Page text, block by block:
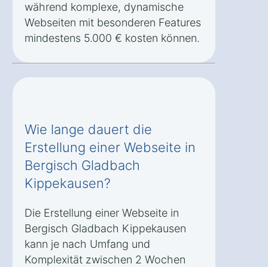
während komplexe, dynamische
Webseiten mit besonderen Features
mindestens 5.000 € kosten können.
Wie lange dauert die
Erstellung einer Webseite in
Bergisch Gladbach
Kippekausen?
Die Erstellung einer Webseite in
Bergisch Gladbach Kippekausen
kann je nach Umfang und
Komplexität zwischen 2 Wochen